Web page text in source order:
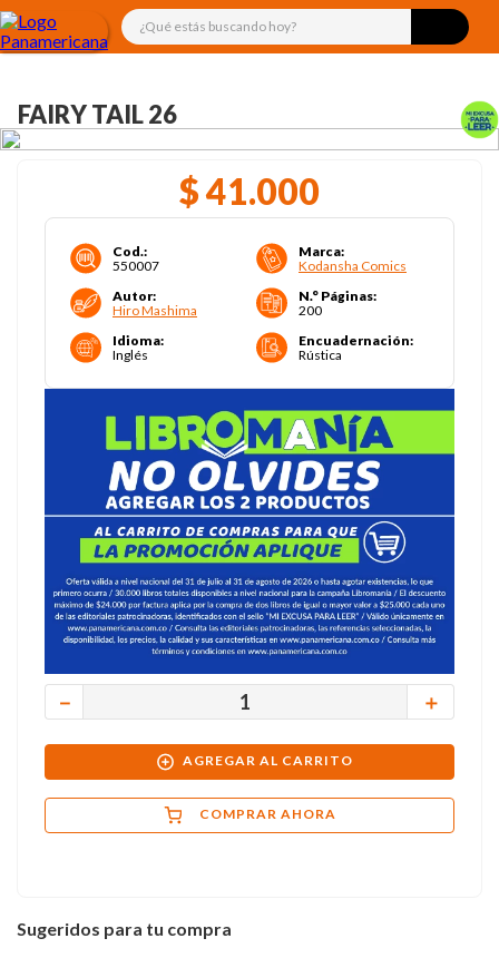
¿Qué estás buscando hoy?
FAIRY TAIL 26
$41.000
Cod.:
550007
Marca:
Kodansha Comics
Autor:
Hiro Mashima
N.° Páginas:
200
Idioma:
Inglés
Encuadernación:
Rústica
＋
－
AGREGAR AL CARRITO
COMPRAR AHORA
Sugeridos para tu compra